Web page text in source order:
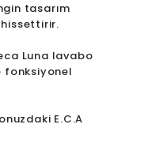
tasarım
hissettirir.
Luna lavabo
fonksiyonel
E.C.A